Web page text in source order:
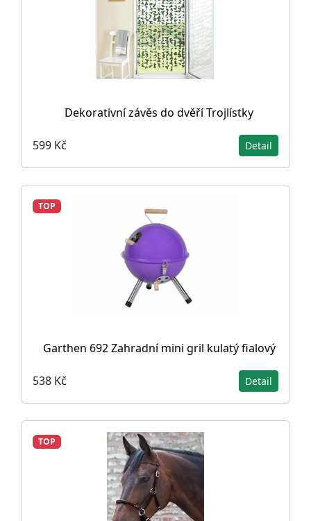
Dekorativní závěs do dvěří Trojlístky
599 Kč Detail
TOP
Garthen 692 Zahradní mini gril kulatý fialový
538 Kč Detail
TOP